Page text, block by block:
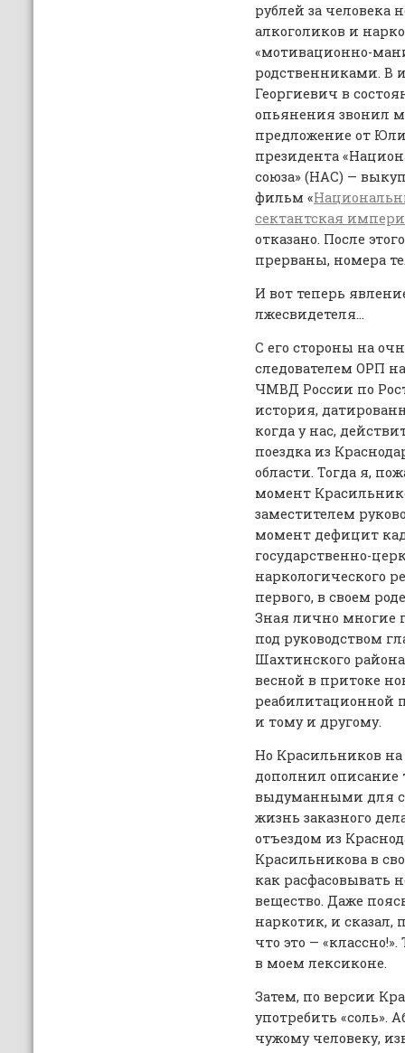
рублей за человека
алкоголиков и
«мотивационно-
родственниками. В
Георгиевич в
опьянения звонил
предложение от
президента
союза» (НАС) —
фильм «
сектантская
отказано. После
прерваны, номера
И вот теперь
лжесвидетеля…
С его стороны на
следователем ОРП
ЧМВД России по
история,
когда у нас,
поездка из
области. Тогда я,
момент
заместителем
момент дефицит
государственно-
наркологического
первого, в своем
Зная лично многие
под руководством
Шахтинского
весной в притоке
реабилитационной
и тому и другому.
Но Красильников на
дополнил описание
выдуманными для
жизнь заказного
отъездом из
Красильникова в
как расфасовывать
вещество. Даже
наркотик, и сказал,
что это — «классно!».
в моем лексиконе.
Затем, по версии
употребить «соль».
чужому человеку,